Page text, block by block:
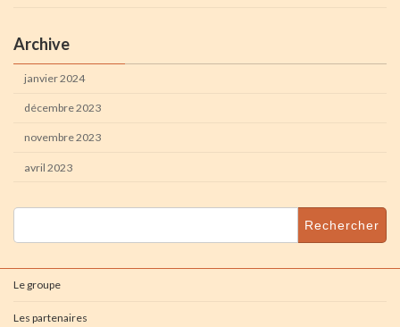
Archive
janvier 2024
décembre 2023
novembre 2023
avril 2023
Rechercher :
Le groupe
Les partenaires